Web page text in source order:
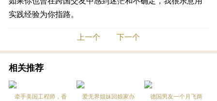
实践经验为你指路。
上一个 下一个
相关推荐
牵手美国工程师，香
爱无界姐妹回娘家办
德国男友一个月飞两